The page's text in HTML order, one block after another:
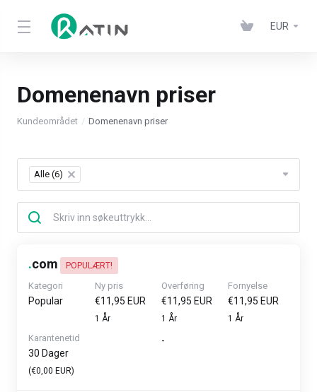
EUR
Domenenavn priser
Kundeområdet Domenenavn priser
Alle (6) ×
.com POPULÆRT!
Kategori
Popular
Ny pris
€11,95 EUR
1 År
Overføring
€11,95 EUR
1 År
Fornyelse
€11,95 EUR
1 År
Karantenetid
30 Dager
(€0,00 EUR)
-